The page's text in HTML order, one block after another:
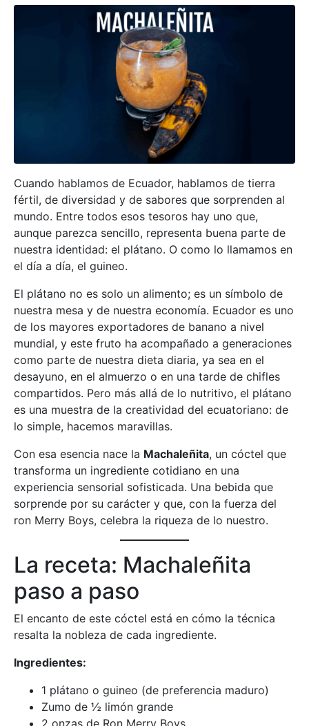
Cuando hablamos de Ecuador, hablamos de tierra
fértil, de diversidad y de sabores que sorprenden al
mundo. Entre todos esos tesoros hay uno que,
aunque parezca sencillo, representa buena parte de
nuestra identidad: el plátano. O como lo llamamos en
el día a día, el guineo.
El plátano no es solo un alimento; es un símbolo de
nuestra mesa y de nuestra economía. Ecuador es uno
de los mayores exportadores de banano a nivel
mundial, y este fruto ha acompañado a generaciones
como parte de nuestra dieta diaria, ya sea en el
desayuno, en el almuerzo o en una tarde de chifles
compartidos. Pero más allá de lo nutritivo, el plátano
es una muestra de la creatividad del ecuatoriano: de
lo simple, hacemos maravillas.
Con esa esencia nace la Machaleñita, un cóctel que
transforma un ingrediente cotidiano en una
experiencia sensorial sofisticada. Una bebida que
sorprende por su carácter y que, con la fuerza del
ron Merry Boys, celebra la riqueza de lo nuestro.
La receta: Machaleñita
paso a paso
El encanto de este cóctel está en cómo la técnica
resalta la nobleza de cada ingrediente.
Ingredientes:
1 plátano o guineo (de preferencia maduro)
Zumo de ½ limón grande
2 onzas de Ron Merry Boys